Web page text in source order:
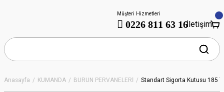
Müşteri Hizmetleri
0226 811 63 16İletişim
Anasayfa KUMANDA BURUN PERVANELERİ Standart Sigorta Kutusu 185